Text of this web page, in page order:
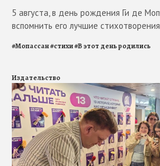
5 августа, в день рождения Ги де
вспомнить его лучшие стихотворения
#Мопассан#стихи#В этот день родились
Издательство